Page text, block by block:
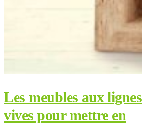
Les meubles aux lignes
vives pour mettre en